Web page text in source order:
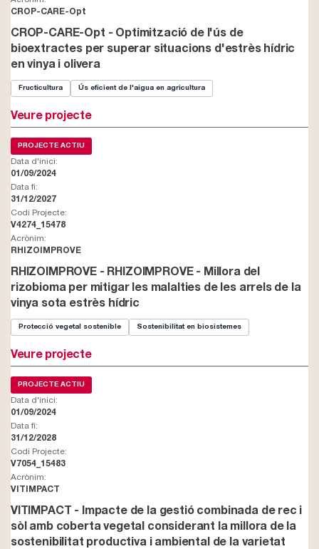
CROP-CARE-Opt
CROP-CARE-Opt - Optimització de l'ús de
bioextractes per superar situacions d'estrès hídric
en vinya i olivera
Fructicultura Ús eficient de l'aigua en agricultura
Veure projecte
PROJECTE ACTIU
Data d'inici:
01/09/2024
Data fi:
31/12/2027
Codi Projecte:
V4274_15478
Acrònim:
RHIZOIMPROVE
RHIZOIMPROVE - RHIZOIMPROVE - Millora del
rizobioma per mitigar les malalties de les arrels de la
vinya sota estrès hídric
Protecció vegetal sostenible Sostenibilitat en biosistemes
Veure projecte
PROJECTE ACTIU
Data d'inici:
01/09/2024
Data fi:
31/12/2028
Codi Projecte:
V7054_15483
Acrònim:
VITIMPACT
VITIMPACT - Impacte de la gestió combinada de rec i
sòl amb coberta vegetal considerant la millora de la
sostenibilitat productiva i ambiental de la varietat